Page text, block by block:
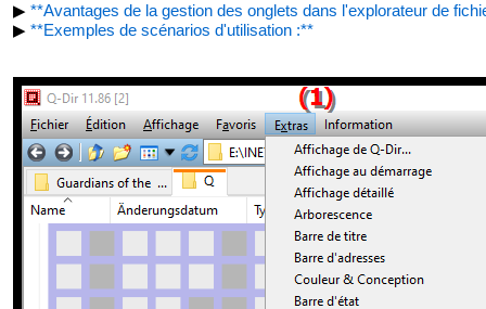
▶ **Avantages de la gestion des onglets dans l'explorateur de
▶ **Exemples de scénarios d'utilisation :**